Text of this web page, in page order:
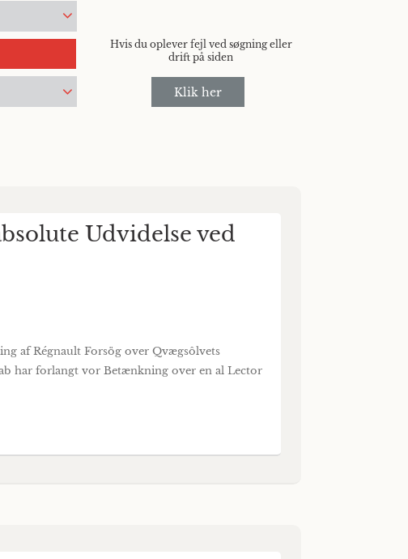
Hvis du oplever fejl ved søgning eller
drift på siden
Klik her
Udvidelse ved
af Régnault Forsög over Qvægsôlvets
har forlangt vor Betænkning over en al Lector